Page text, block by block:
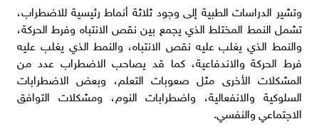
وتشير الدراسات الطبية إلى وجود ثلاثة أنماط رئيسية للاضطراب،
تشمل النمط المختلط الذي يجمع بين نقص الانتباه وفرط الحركة،
والنمط الذي يغلب عليه نقص الانتباه، والنمط الذي يغلب عليه
فرط الحركة والاندفاعية، كما قد يصاحب الاضطراب عدد من
المشكلات الأخرى مثل صعوبات التعلم، وبعض الاضطرابات
السلوكية والانفعالية، واضطرابات النوم، ومشكلات التوافق
الاجتماعي والنفسي.